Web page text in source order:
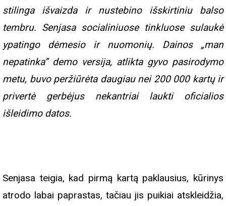
stilinga išvaizda ir nustebino išskirtiniu balso
tembru. Senjasa socialiniuose tinkluose sulaukė
ypatingo dėmesio ir nuomonių. Dainos „man
nepatinka” demo versija, atlikta gyvo pasirodymo
metu, buvo peržiūrėta daugiau nei 200 000 kartų ir
privertė gerbėjus nekantriai laukti oficialios
išleidimo datos.
Senjasa teigia, kad pirmą kartą paklausius, kūrinys
atrodo labai paprastas, tačiau jis puikiai atskleidžia,